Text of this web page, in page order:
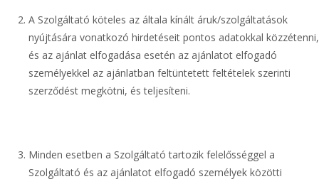
A Szolgáltató köteles az általa kínált áruk/szolgáltatások
nyújtására vonatkozó hirdetéseit pontos adatokkal közzétenni,
és az ajánlat elfogadása esetén az ajánlatot elfogadó
személyekkel az ajánlatban feltüntetett feltételek szerinti
szerződést megkötni, és teljesíteni.
Minden esetben a Szolgáltató tartozik felelősséggel a
Szolgáltató és az ajánlatot elfogadó személyek közötti